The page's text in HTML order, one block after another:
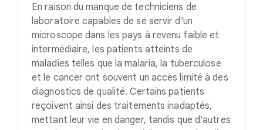
En raison du manque de techniciens de
laboratoire capables de se servir d'un
microscope dans les pays à revenu faible et
intermédiaire, les patients atteints de
maladies telles que la malaria, la tuberculose
et le cancer ont souvent un accès limité à des
diagnostics de qualité. Certains patients
reçoivent ainsi des traitements inadaptés,
mettant leur vie en danger, tandis que d'autres